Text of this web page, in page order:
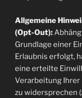
Allgemeine
(Opt-Out):
Grundlage einer
Erlaubnis erfolgt,
eine erteilte
Verarbeitung Ihrer
zu widersprechen